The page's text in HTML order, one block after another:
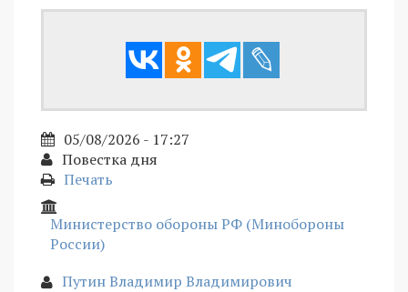
05/08/2026 - 17:27
Повестка дня
Печать
Министерство обороны РФ (Минобороны
России)
Путин Владимир Владимирович